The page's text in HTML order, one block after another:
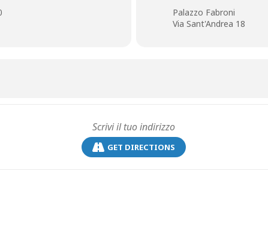
LUCIO GARAU | ICHNOS
Paesaggi sonori dalla Sardegna
Palazzo Fabroni
Via Sant'Andrea 18
GET DIRECTIONS